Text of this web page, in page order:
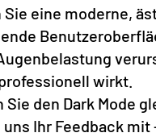
Sie eine moderne,
wirkt.
Sie den Dark Mode
Ihr Feedback mit